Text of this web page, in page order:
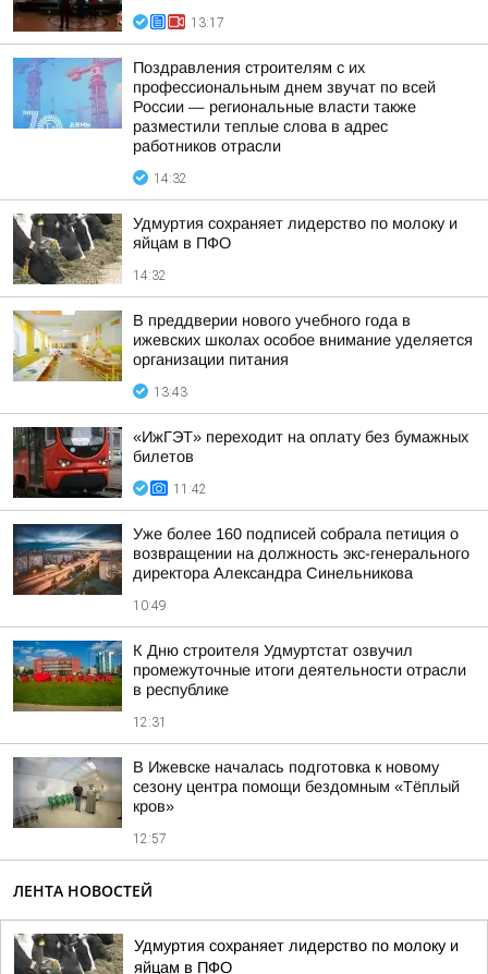
13:17
Поздравления строителям с их
профессиональным днем звучат по всей
России — региональные власти также
разместили теплые слова в адрес
работников отрасли
14:32
Удмуртия сохраняет лидерство по молоку и
яйцам в ПФО
14:32
В преддверии нового учебного года в
ижевских школах особое внимание уделяется
организации питания
13:43
«ИжГЭТ» переходит на оплату без бумажных
билетов
11:42
Уже более 160 подписей собрала петиция о
возвращении на должность экс-генерального
директора Александра Синельникова
10:49
К Дню строителя Удмуртстат озвучил
промежуточные итоги деятельности отрасли
в республике
12:31
В Ижевске началась подготовка к новому
сезону центра помощи бездомным «Тёплый
кров»
12:57
ЛЕНТА НОВОСТЕЙ
Удмуртия сохраняет лидерство по молоку и
яйцам в ПФО